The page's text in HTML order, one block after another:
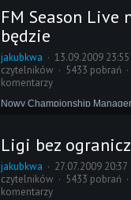
FM Season Live
będzie
jakubkwa
13.09.2009 23:55
czytelników
5433 pobrań
komentarzy
Nowy Championship
wśród eFeManiaków. Wydaje
przynajmniej opcja Season
gustu większości z nich. Czy
podobną w FM-ie?
Ligi bez
jakubkwa
27.07.2009 20:37
czytelników
5433 pobrań
komentarzy